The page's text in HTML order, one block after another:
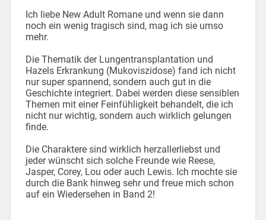
Ich liebe New Adult Romane und wenn sie dann
noch ein wenig tragisch sind, mag ich sie umso
mehr.
Die Thematik der Lungentransplantation und
Hazels Erkrankung (Mukoviszidose) fand ich nicht
nur super spannend, sondern auch gut in die
Geschichte integriert. Dabei werden diese sensiblen
Themen mit einer Feinfühligkeit behandelt, die ich
nicht nur wichtig, sondern auch wirklich gelungen
finde.
Die Charaktere sind wirklich herzallerliebst und
jeder wünscht sich solche Freunde wie Reese,
Jasper, Corey, Lou oder auch Lewis. Ich mochte sie
durch die Bank hinweg sehr und freue mich schon
auf ein Wiedersehen in Band 2!